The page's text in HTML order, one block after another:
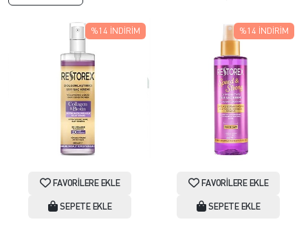
FAVORILERE EKLE
SEPETE EKLE
%14 İNDIRIM
FAVORILERE EKLE
SEPETE EKLE
%14 İNDIRIM